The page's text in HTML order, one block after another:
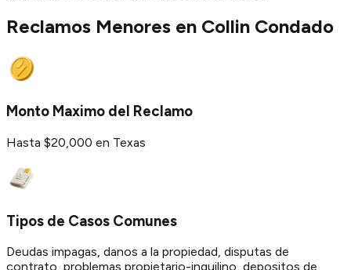
Reclamos Menores en Collin Condado
Monto Maximo del Reclamo
Hasta $20,000 en Texas
Tipos de Casos Comunes
Deudas impagas, danos a la propiedad, disputas de
contrato, problemas propietario-inquilino, depositos de